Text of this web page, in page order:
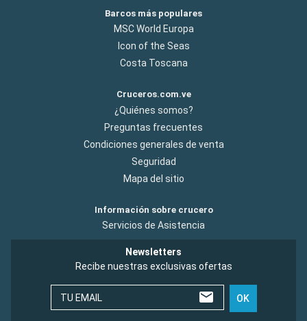
Barcos más populares
MSC World Europa
Icon of the Seas
Costa Toscana
Cruceros.com.ve
¿Quiénes somos?
Preguntas frecuentes
Condiciones generales de venta
Seguridad
Mapa del sitio
Información sobre crucero
Servicios de Asistencia
Newsletters
Recibe nuestras exclusivas ofertas
TU EMAIL OK